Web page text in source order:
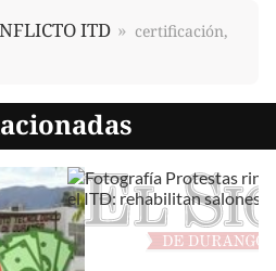
ITD
certificación,